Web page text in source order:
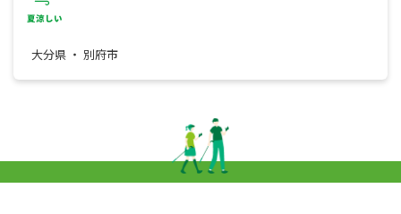
大分県 ・ 別府市